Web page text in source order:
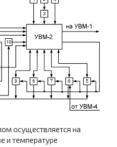
осуществляется на
и температуре